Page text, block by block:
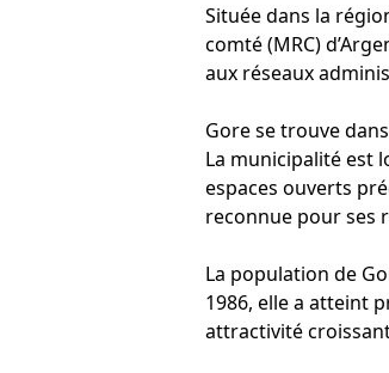
Située dans la
comté (MRC)
aux réseaux
Gore se trouve
La municipalité est
espaces ouverts
reconnue pour ses
La population de
1986, elle a atteint
attractivité